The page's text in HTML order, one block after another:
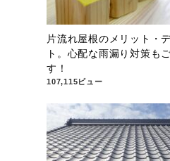
片流れ屋根のメリット・
ト。心配な雨漏り対策も
す！
107,115ビュー